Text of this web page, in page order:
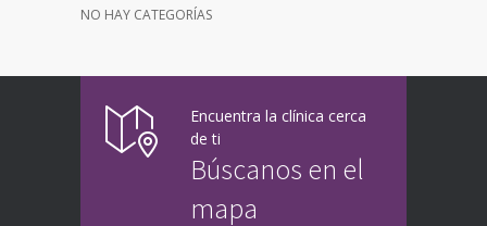
NO HAY CATEGORÍAS
Encuentra la clínica cerca
de ti
Búscanos en el
mapa